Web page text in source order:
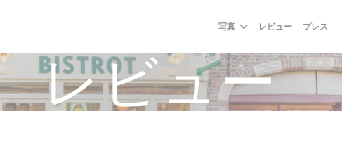
写真 レビュー プレス
レビュー